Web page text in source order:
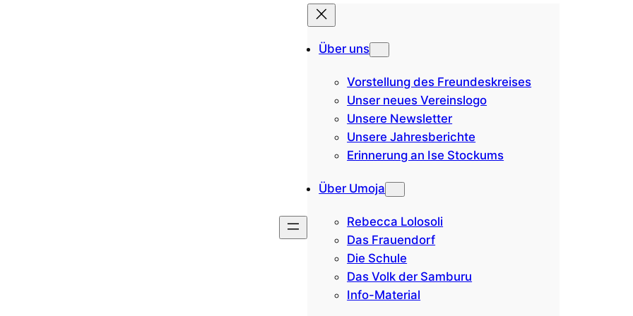
Über uns
Vorstellung des Freundeskreises
Unser neues Vereinslogo
Unsere Newsletter
Unsere Jahresberichte
Erinnerung an Ise Stockums
Über Umoja
Rebecca Lolosoli
Das Frauendorf
Die Schule
Das Volk der Samburu
Info-Material